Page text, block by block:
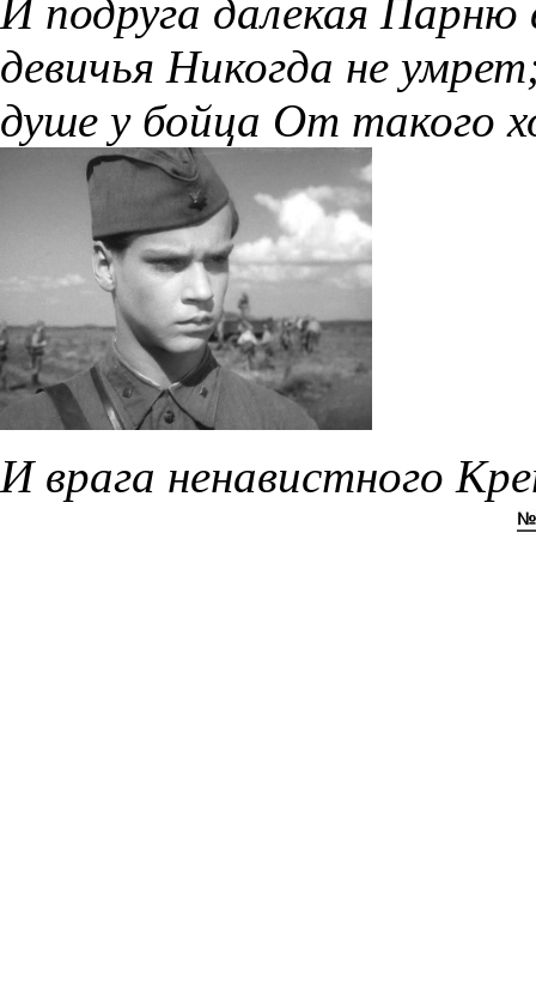
И подруга далекая
девичья Никогда не
душе у бойца От такого
И врага ненавистного